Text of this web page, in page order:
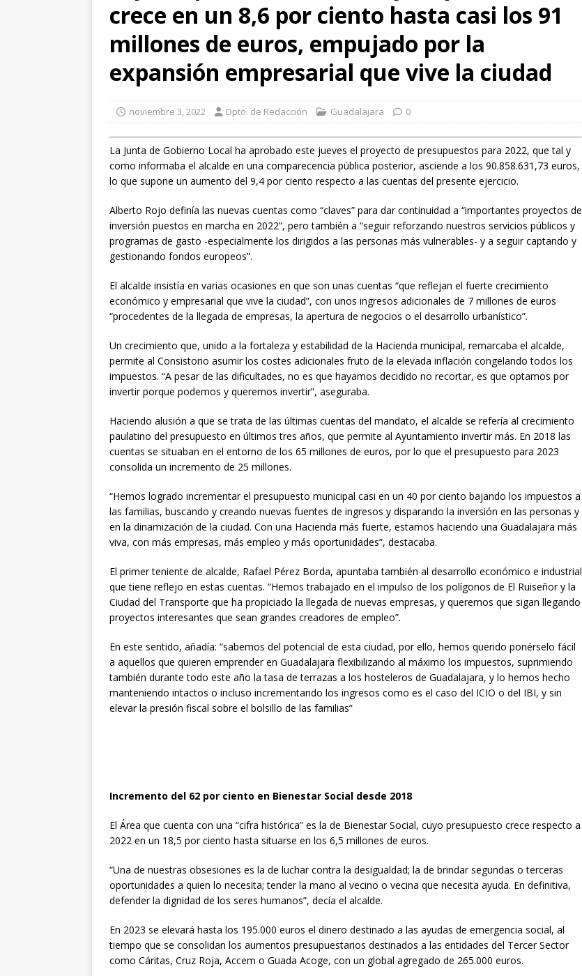
GUADALAJARA
El Ayuntamiento renueva integralmente dos de las áreas infantiles
del Parque de la Concordia para disfrute de las familias
[ agosto 7, 2026 ] La Sierra Norte abre desde Sigüenza la II Vuelta Ciclista CLM LEADER,
convirtiendo el deporte en motor de desarrollo rural
crece en un 8,6 por ciento hasta casi los 91
millones de euros, empujado por la
expansión empresarial que vive la ciudad
noviembre 3, 2022 Dpto. de Redacción Guadalajara 0
La Junta de Gobierno Local ha aprobado este jueves el proyecto de presupuestos para 2022, que tal y
como informaba el alcalde en una comparecencia pública posterior, asciende a los 90.858.631,73 euros,
lo que supone un aumento del 9,4 por ciento respecto a las cuentas del presente ejercicio.
Alberto Rojo definía las nuevas cuentas como “claves” para dar continuidad a “importantes proyectos de
inversión puestos en marcha en 2022”, pero también a “seguir reforzando nuestros servicios públicos y
programas de gasto -especialmente los dirigidos a las personas más vulnerables- y a seguir captando y
gestionando fondos europeos”.
El alcalde insistía en varias ocasiones en que son unas cuentas “que reflejan el fuerte crecimiento
económico y empresarial que vive la ciudad”, con unos ingresos adicionales de 7 millones de euros
“procedentes de la llegada de empresas, la apertura de negocios o el desarrollo urbanístico”.
Un crecimiento que, unido a la fortaleza y estabilidad de la Hacienda municipal, remarcaba el alcalde,
permite al Consistorio asumir los costes adicionales fruto de la elevada inflación congelando todos los
impuestos. “A pesar de las dificultades, no es que hayamos decidido no recortar, es que optamos por
invertir porque podemos y queremos invertir”, aseguraba.
Haciendo alusión a que se trata de las últimas cuentas del mandato, el alcalde se refería al crecimiento
paulatino del presupuesto en últimos tres años, que permite al Ayuntamiento invertir más. En 2018 las
cuentas se situaban en el entorno de los 65 millones de euros, por lo que el presupuesto para 2023
consolida un incremento de 25 millones.
“Hemos logrado incrementar el presupuesto municipal casi en un 40 por ciento bajando los impuestos a
las familias, buscando y creando nuevas fuentes de ingresos y disparando la inversión en las personas y
en la dinamización de la ciudad. Con una Hacienda más fuerte, estamos haciendo una Guadalajara más
viva, con más empresas, más empleo y más oportunidades”, destacaba.
El primer teniente de alcalde, Rafael Pérez Borda, apuntaba también al desarrollo económico e industrial
que tiene reflejo en estas cuentas. “Hemos trabajado en el impulso de los polígonos de El Ruiseñor y la
Ciudad del Transporte que ha propiciado la llegada de nuevas empresas, y queremos que sigan llegando
proyectos interesantes que sean grandes creadores de empleo”.
En este sentido, añadía: “sabemos del potencial de esta ciudad, por ello, hemos querido ponérselo fácil
a aquellos que quieren emprender en Guadalajara flexibilizando al máximo los impuestos, suprimiendo
también durante todo este año la tasa de terrazas a los hosteleros de Guadalajara, y lo hemos hecho
manteniendo intactos o incluso incrementando los ingresos como es el caso del ICIO o del IBI, y sin
elevar la presión fiscal sobre el bolsillo de las familias”
Incremento del 62 por ciento en Bienestar Social desde 2018
El Área que cuenta con una “cifra histórica” es la de Bienestar Social, cuyo presupuesto crece respecto a
2022 en un 18,5 por ciento hasta situarse en los 6,5 millones de euros.
“Una de nuestras obsesiones es la de luchar contra la desigualdad; la de brindar segundas o terceras
oportunidades a quien lo necesita; tender la mano al vecino o vecina que necesita ayuda. En definitiva,
defender la dignidad de los seres humanos”, decía el alcalde.
En 2023 se elevará hasta los 195.000 euros el dinero destinado a las ayudas de emergencia social, al
tiempo que se consolidan los aumentos presupuestarios destinados a las entidades del Tercer Sector
como Cáritas, Cruz Roja, Accem o Guada Acoge, con un global agregado de 265.000 euros.